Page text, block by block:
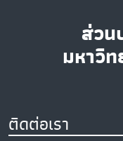
ส่วน
มหาวิ
ติดต่อเรา